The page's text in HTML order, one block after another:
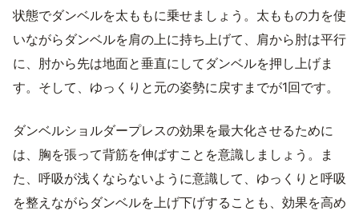
状態でダンベルを太ももに乗せましょう。太ももの力を使
いながらダンベルを肩の上に持ち上げて、肩から肘は平行
に、肘から先は地面と垂直にしてダンベルを押し上げま
す。そして、ゆっくりと元の姿勢に戻すまでが1回です。
ダンベルショルダープレスの効果を最大化させるために
は、胸を張って背筋を伸ばすことを意識しましょう。ま
た、呼吸が浅くならないように意識して、ゆっくりと呼吸
を整えながらダンベルを上げ下げすることも、効果を高め